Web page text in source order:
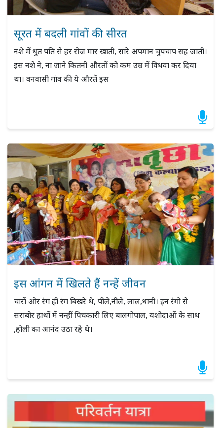
सूरत में बदली गांवों की सीरत
नशे में धुत पति से हर रोज मार खाती, सारे अपमान चुपचाप सह जाती।
इस नशे ने, ना जाने कितनी औरतों को कम उम्र में विधवा कर दिया
था। वनवासी गांव की ये औरतें इस
इस आंगन में खिलते हैं नन्हें जीवन
चारों ओर रंग ही रंग बिखरे थे, पीले,नीले, लाल,धानी। इन रंगो से
सराबोर हाथों में नन्हीं पिचकारी लिए बालगोपाल, यशोदाओं के साथ
,होली का आनंद उठा रहे थे।